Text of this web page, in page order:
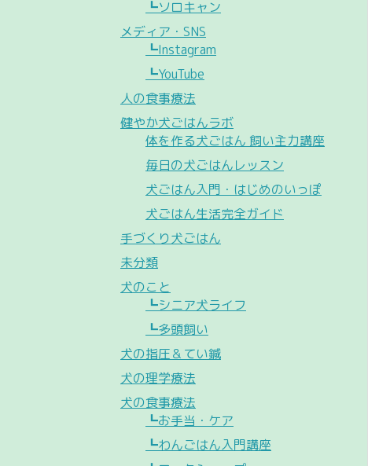
┗ソロキャン
メディア・SNS
┗Instagram
┗YouTube
人の食事療法
健やか犬ごはんラボ
体を作る犬ごはん 飼い主力講座
毎日の犬ごはんレッスン
犬ごはん入門・はじめのいっぽ
犬ごはん生活完全ガイド
手づくり犬ごはん
未分類
犬のこと
┗シニア犬ライフ
┗多頭飼い
犬の指圧＆てい鍼
犬の理学療法
犬の食事療法
┗お手当・ケア
┗わんごはん入門講座